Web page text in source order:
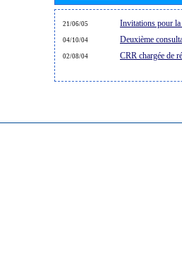
21/06/05 Invitations pour la
04/10/04 Deuxième
02/08/04 CRR chargée de